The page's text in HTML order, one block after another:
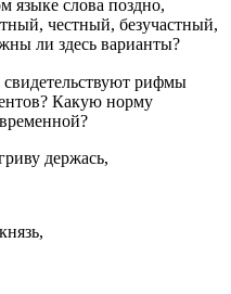
языке слова поздно,
честный, безучастный,
ли здесь варианты?
рифмы
Какую норму
держась,